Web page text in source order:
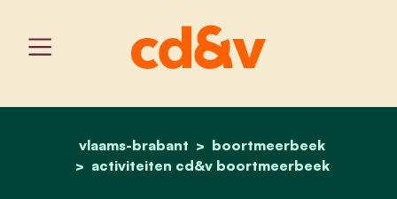
home
vlaams-brabant
boortmeerbeek
activiteiten cd&v boortmeerbeek
gemeenteraad oktober